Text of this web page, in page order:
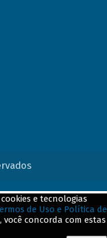
e tecnologias
de Uso e Política de
concorda com estas